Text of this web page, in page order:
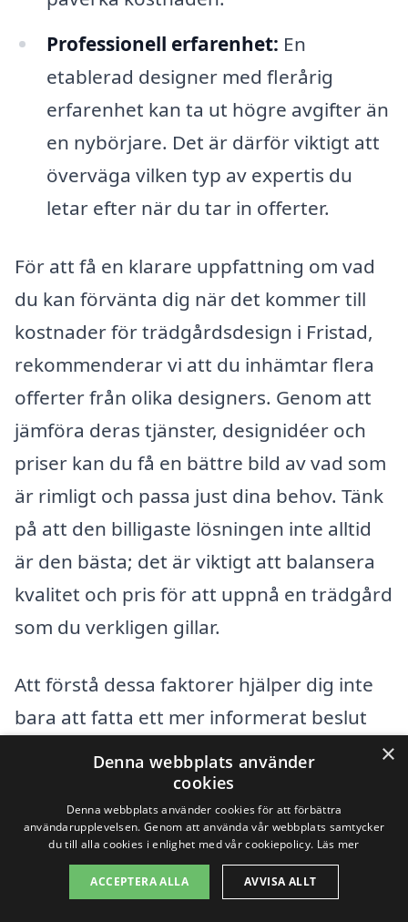
Professionell erfarenhet: En
etablerad designer med flerårig
erfarenhet kan ta ut högre avgifter än
en nybörjare. Det är därför viktigt att
överväga vilken typ av expertis du
letar efter när du tar in offerter.
För att få en klarare uppfattning om vad
du kan förvänta dig när det kommer till
kostnader för trädgårdsdesign i Fristad,
rekommenderar vi att du inhämtar flera
offerter från olika designers. Genom att
jämföra deras tjänster, designidéer och
priser kan du få en bättre bild av vad som
är rimligt och passa just dina behov. Tänk
på att den billigaste lösningen inte alltid
är den bästa; det är viktigt att balansera
kvalitet och pris för att uppnå en trädgård
som du verkligen gillar.
Att förstå dessa faktorer hjälper dig inte
bara att fatta ett mer informerat beslut
utan kan också leda till en mer
tillfredsställande trädgårdsupplevelse.
Använd vår plattform för att enkelt få
kontakt med lokala trädgårdsdesigners i
Fristad och hitta det bästa erbjudandet
×
Denna webbplats använder
cookies
Denna webbplats använder cookies för att förbättra
användarupplevelsen. Genom att använda vår webbplats samtycker
du till alla cookies i enlighet med vår cookiepolicy. Läs mer
ACCEPTERA ALLA AVVISA ALLT